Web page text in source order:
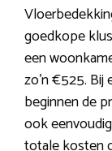
goedkope
een
zo’n €525.
beginnen de
ook